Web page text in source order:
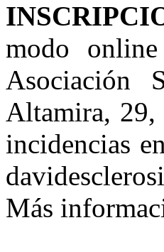
modo online
Asociación
Altamira, 29,
incidencias
Más